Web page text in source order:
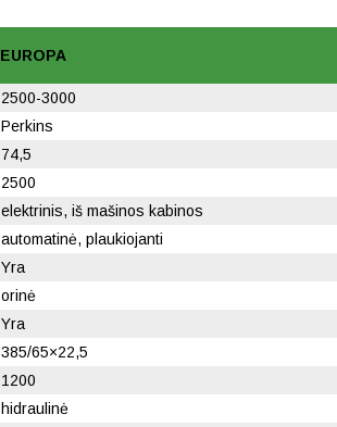
EUROPA
2500-3000
Perkins
74,5
2500
elektrinis, iš mašinos kabinos
automatinė, plaukiojanti
Yra
orinė
Yra
385/65×22,5
1200
hidraulinė